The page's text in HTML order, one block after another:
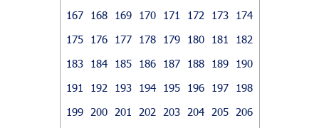
167
168 169 170 171 172 173
174
175
176 177 178 179 180 181
182
183
184 185 186 187 188 189
190
191
192 193 194 195 196 197
198
199
200 201 202 203 204 205
206